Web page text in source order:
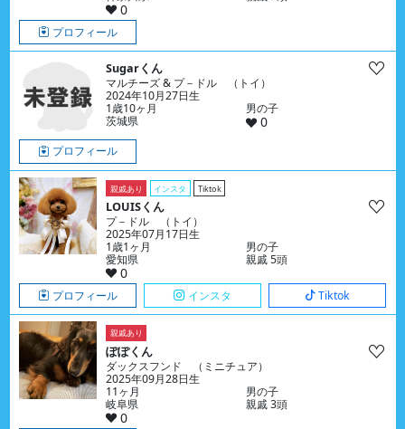
0
プロフィール
Sugarくん
マルチーズ & プ－ドル （トイ）
2024年10月27日生
1歳10ヶ月
男の子
茨城県
0
プロフィール
親戚あり インスタ Tiktok
LOUISくん
プ－ドル （トイ）
2025年07月17日生
1歳1ヶ月
男の子
愛知県
親戚 5頭
0
プロフィール インスタ Tiktok
親戚あり
ぽぽくん
ダックスフンド （ミニチュア）
2025年09月28日生
11ヶ月
男の子
岐阜県
親戚 3頭
0